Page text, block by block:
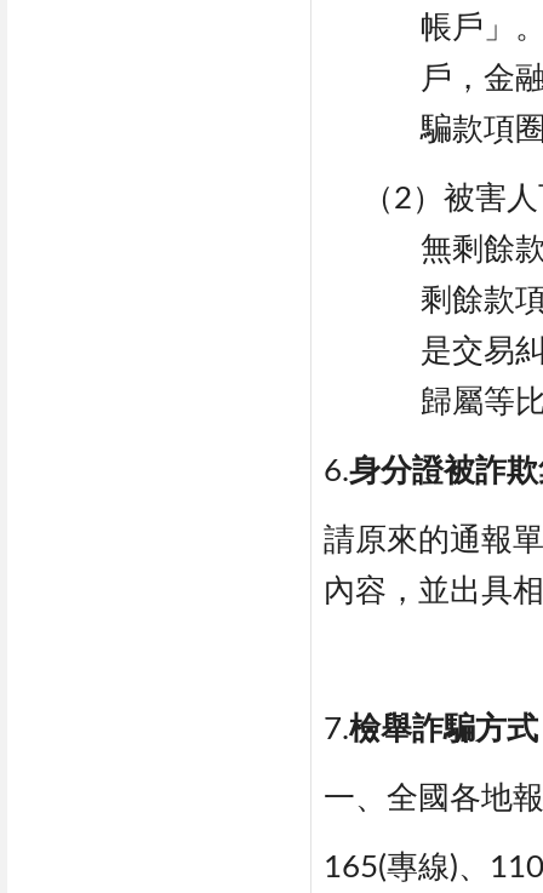
帳戶」
戶，金
騙款項
（2）被害
無剩餘
剩餘款
是交易
歸屬等
6.身分證被詐
請原來的通報
內容，並出具
7.檢舉詐騙方式
一、全國各地
165(專線)、110